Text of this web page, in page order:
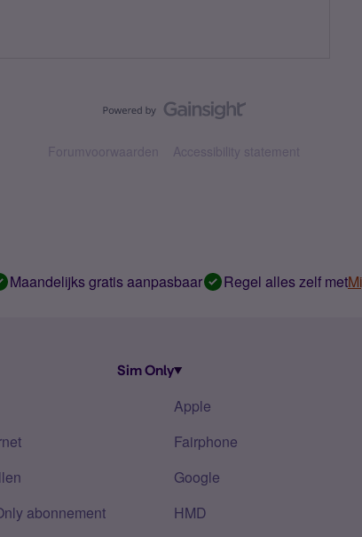
Forumvoorwaarden Accessibility statement
Maandelijks gratis aanpasbaar Regel alles zelf met
Sim Only
abonnement
Apple
Fairphone
Google
HMD